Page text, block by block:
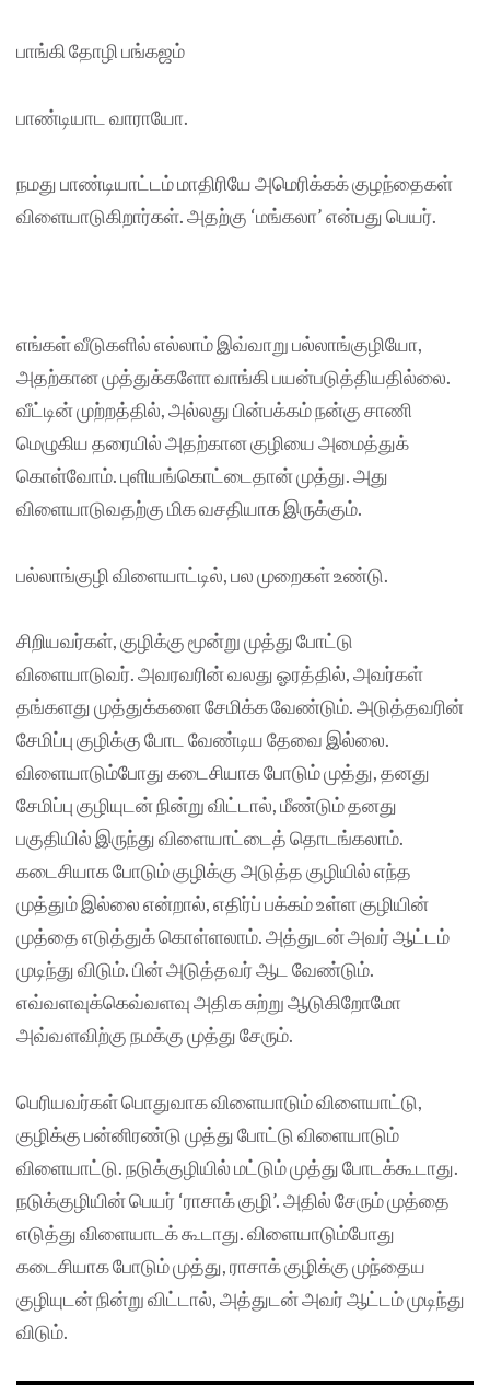
பாங்கி தோழி பங்கஜம்
பாண்டியாட வாராயோ.
நமது பாண்டியாட்டம் மாதிரியே அமெரிக்கக் குழந்தைகள்
விளையாடுகிறார்கள். அதற்கு ‘மங்கலா’ என்பது பெயர்.
எங்கள் வீடுகளில் எல்லாம் இவ்வாறு பல்லாங்குழியோ,
அதற்கான முத்துக்களோ வாங்கி பயன்படுத்தியதில்லை.
வீட்டின் முற்றத்தில், அல்லது பின்பக்கம் நன்கு சாணி
மெழுகிய தரையில் அதற்கான குழியை அமைத்துக்
கொள்வோம். புளியங்கொட்டைதான் முத்து. அது
விளையாடுவதற்கு மிக வசதியாக இருக்கும்.
பல்லாங்குழி விளையாட்டில், பல முறைகள் உண்டு.
சிறியவர்கள், குழிக்கு மூன்று முத்து போட்டு
விளையாடுவர். அவரவரின் வலது ஓரத்தில், அவர்கள்
தங்களது முத்துக்களை சேமிக்க வேண்டும். அடுத்தவரின்
சேமிப்பு குழிக்கு போட வேண்டிய தேவை இல்லை.
விளையாடும்போது கடைசியாக போடும் முத்து, தனது
சேமிப்பு குழியுடன் நின்று விட்டால், மீண்டும் தனது
பகுதியில் இருந்து விளையாட்டைத் தொடங்கலாம்.
கடைசியாக போடும் குழிக்கு அடுத்த குழியில் எந்த
முத்தும் இல்லை என்றால், எதிர்ப் பக்கம் உள்ள குழியின்
முத்தை எடுத்துக் கொள்ளலாம். அத்துடன் அவர் ஆட்டம்
முடிந்து விடும். பின் அடுத்தவர் ஆட வேண்டும்.
எவ்வளவுக்கெவ்வளவு அதிக சுற்று ஆடுகிறோமோ
அவ்வளவிற்கு நமக்கு முத்து சேரும்.
பெரியவர்கள் பொதுவாக விளையாடும் விளையாட்டு,
குழிக்கு பன்னிரண்டு முத்து போட்டு விளையாடும்
விளையாட்டு. நடுக்குழியில் மட்டும் முத்து போடக்கூடாது.
நடுக்குழியின் பெயர் ‘ராசாக் குழி’. அதில் சேரும் முத்தை
எடுத்து விளையாடக் கூடாது. விளையாடும்போது
கடைசியாக போடும் முத்து, ராசாக் குழிக்கு முந்தைய
குழியுடன் நின்று விட்டால், அத்துடன் அவர் ஆட்டம் முடிந்து
விடும்.